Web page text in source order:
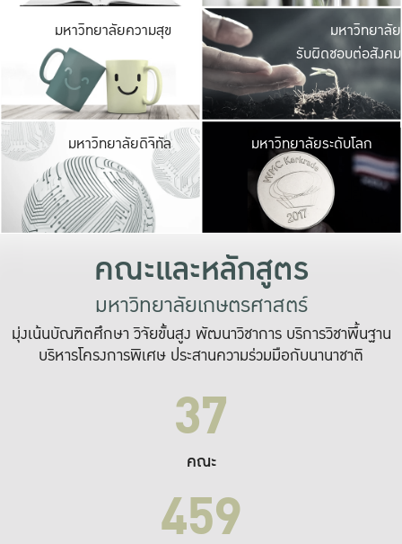
มหาวิทยาลัยความสุข มหาวิ
ค
เปิดประ
และพบเรื่องราวใ
มหาวิทยาลัย
รับผิดชอบต่อสังคม
มหาวิทยาลัยดิจิทัล มหาวิ
เปลี่ยนแปลง แล
เพื่อทำง
ระบบสารสนเทศ
มหาวิทยาลัยระดับโลก
คณะและหลักสูตร
มหาวิทยาลัยเกษตรศาสตร์
มุ่งเน้นบัณฑิตศึกษา วิจัยขั้นสูง พัฒนาวิชาการ บริการวิชาพื้นฐาน
บริหารโครงการพิเศษ ประสานความร่วมมือกับนานาชาติ
37
คณะ
459